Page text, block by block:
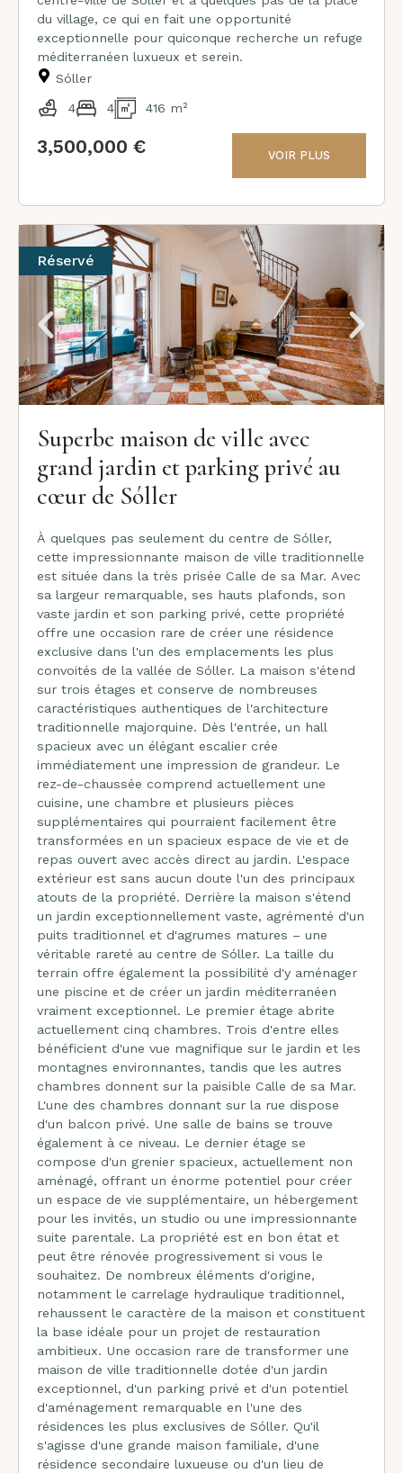
du village, ce qui en fait une opportunité
exceptionnelle pour quiconque recherche un refuge
méditerranéen luxueux et serein.
Sóller
4 4 416 m²
3,500,000 € VOIR PLUS
Réservé
Superbe maison de ville avec
grand jardin et parking privé au
cœur de Sóller
À quelques pas seulement du centre de Sóller,
cette impressionnante maison de ville traditionnelle
est située dans la très prisée Calle de sa Mar. Avec
sa largeur remarquable, ses hauts plafonds, son
vaste jardin et son parking privé, cette propriété
offre une occasion rare de créer une résidence
exclusive dans l'un des emplacements les plus
convoités de la vallée de Sóller. La maison s'étend
sur trois étages et conserve de nombreuses
caractéristiques authentiques de l'architecture
traditionnelle majorquine. Dès l'entrée, un hall
spacieux avec un élégant escalier crée
immédiatement une impression de grandeur. Le
rez-de-chaussée comprend actuellement une
cuisine, une chambre et plusieurs pièces
supplémentaires qui pourraient facilement être
transformées en un spacieux espace de vie et de
repas ouvert avec accès direct au jardin. L'espace
extérieur est sans aucun doute l'un des principaux
atouts de la propriété. Derrière la maison s'étend
un jardin exceptionnellement vaste, agrémenté d'un
puits traditionnel et d'agrumes matures – une
véritable rareté au centre de Sóller. La taille du
terrain offre également la possibilité d'y aménager
une piscine et de créer un jardin méditerranéen
vraiment exceptionnel. Le premier étage abrite
actuellement cinq chambres. Trois d'entre elles
bénéficient d'une vue magnifique sur le jardin et les
montagnes environnantes, tandis que les autres
chambres donnent sur la paisible Calle de sa Mar.
L'une des chambres donnant sur la rue dispose
d'un balcon privé. Une salle de bains se trouve
également à ce niveau. Le dernier étage se
compose d'un grenier spacieux, actuellement non
aménagé, offrant un énorme potentiel pour créer
un espace de vie supplémentaire, un hébergement
pour les invités, un studio ou une impressionnante
suite parentale. La propriété est en bon état et
peut être rénovée progressivement si vous le
souhaitez. De nombreux éléments d'origine,
notamment le carrelage hydraulique traditionnel,
rehaussent le caractère de la maison et constituent
la base idéale pour un projet de restauration
ambitieux. Une occasion rare de transformer une
maison de ville traditionnelle dotée d'un jardin
exceptionnel, d'un parking privé et d'un potentiel
d'aménagement remarquable en l'une des
résidences les plus exclusives de Sóller. Qu'il
s'agisse d'une grande maison familiale, d'une
résidence secondaire luxueuse ou d'un lieu de